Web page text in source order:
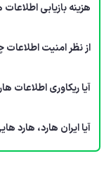
هزینه بازیابی
از نظر امنیت اطلاعات
آیا ریکاوری اطلاعات
آیا ایران هارد، هارد